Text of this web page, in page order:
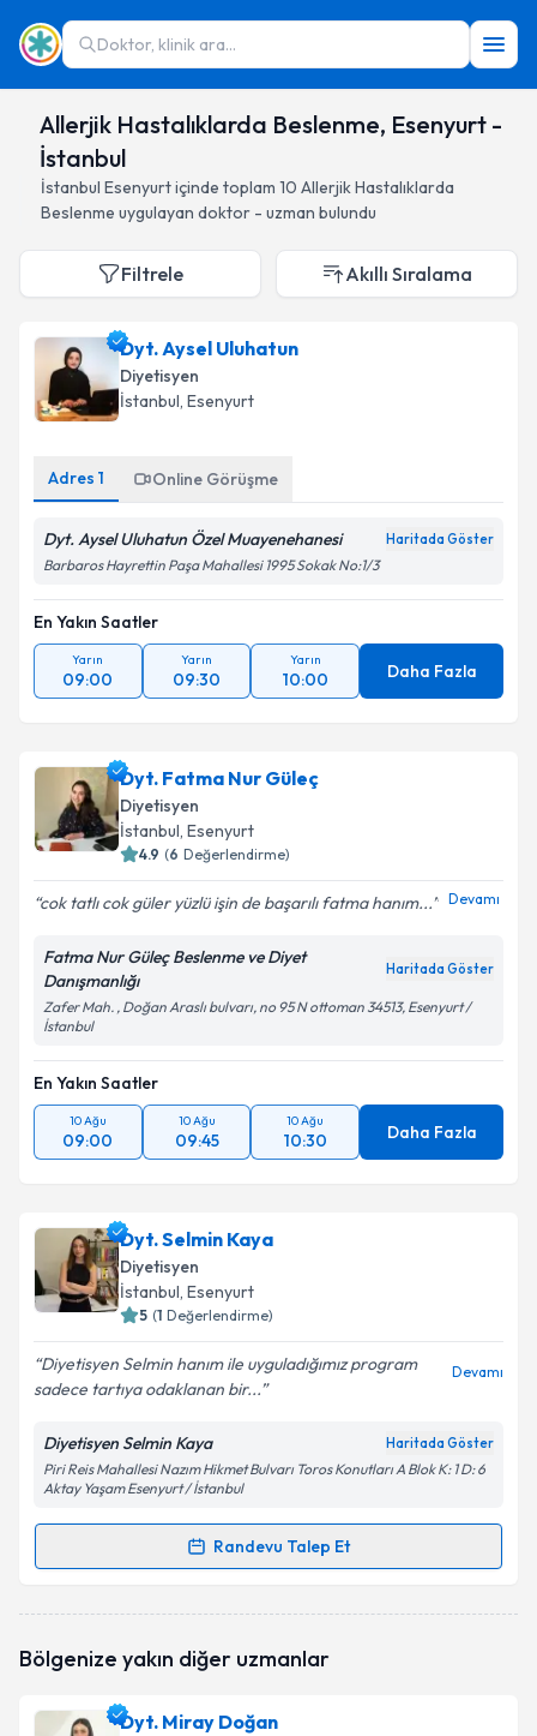
Doktor, klinik ara...
Allerjik Hastalıklarda Beslenme, Esenyurt -
İstanbul
İstanbul Esenyurtiçinde toplam 10 Allerjik Hastalıklarda
Beslenme uygulayan doktor - uzman bulundu
Filtrele Akıllı Sıralama
Dyt. Aysel Uluhatun
Diyetisyen
İstanbul, Esenyurt
Adres 1 Online Görüşme
Dyt. Aysel Uluhatun Özel Muayenehanesi Haritada Göster
Barbaros Hayrettin Paşa Mahallesi 1995 Sokak No:1/3
En Yakın Saatler
Yarın
09:00
Yarın
09:30
Yarın
10:00 Daha Fazla
Dyt. Fatma Nur Güleç
Diyetisyen
İstanbul, Esenyurt
4.9 (6 Değerlendirme)
cok tatlı cok güler yüzlü işin de başarılı fatma hanım... Devamı
Fatma Nur Güleç Beslenme ve Diyet
Danışmanlığı
Haritada Göster
Zafer Mah. , Doğan Araslı bulvarı, no 95 N ottoman 34513, Esenyurt /
İstanbul
En Yakın Saatler
10 Ağu
09:00
10 Ağu
09:45
10 Ağu
10:30 Daha Fazla
Dyt. Selmin Kaya
Diyetisyen
İstanbul, Esenyurt
5 (1 Değerlendirme)
Diyetisyen Selmin hanım ile uyguladığımız program
sadece tartıya odaklanan bir...
Devamı
Diyetisyen Selmin Kaya Haritada Göster
Piri Reis Mahallesi Nazım Hikmet Bulvarı Toros Konutları A Blok K: 1 D: 6
Aktay Yaşam Esenyurt / İstanbul
Randevu Talep Et
Randevu Takvimi Talebi
oluşturun. Size bu uzmandan randevu almanız için bir
Bölgenize yakın diğer uzmanlar
Dyt. Miray Doğan